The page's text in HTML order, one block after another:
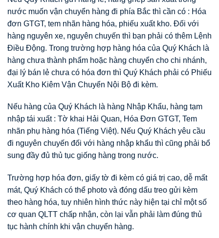
nước muốn vận chuyển hàng đi phía Bắc thì cần có : Hóa
đơn GTGT, tem nhãn hàng hóa, phiếu xuất kho. Đối với
hàng nguyên xe, nguyên chuyến thì bạn phải có thêm Lệnh
Điều Động. Trong trường hợp hàng hóa của Quý Khách là
hàng chưa thành phẩm hoặc hàng chuyển cho chi nhánh,
đại lý bán lẻ chưa có hóa đơn thì Quý Khách phải có Phiếu
Xuất Kho Kiêm Vận Chuyển Nội Bộ đi kèm.
Nếu hàng của Quý Khách là hàng Nhập Khẩu, hàng tạm
nhập tái xuất : Tờ khai Hải Quan, Hóa Đơn GTGT, Tem
nhãn phụ hàng hóa (Tiếng Việt). Nếu Quý Khách yêu cầu
đi nguyên chuyến đối với hàng nhập khẩu thì cũng phải bổ
sung đầy đủ thủ tục giống hàng trong nước.
Trường hợp hóa đơn, giấy tờ đi kèm có giá trị cao, dễ mất
mát, Quý Khách có thể photo và đóng dấu treo gửi kèm
theo hàng hóa, tuy nhiên hình thức này hiện tại chỉ một số
cơ quan QLTT chấp nhận, còn lại vẫn phải làm đúng thủ
tục hành chính khi vận chuyển hàng.